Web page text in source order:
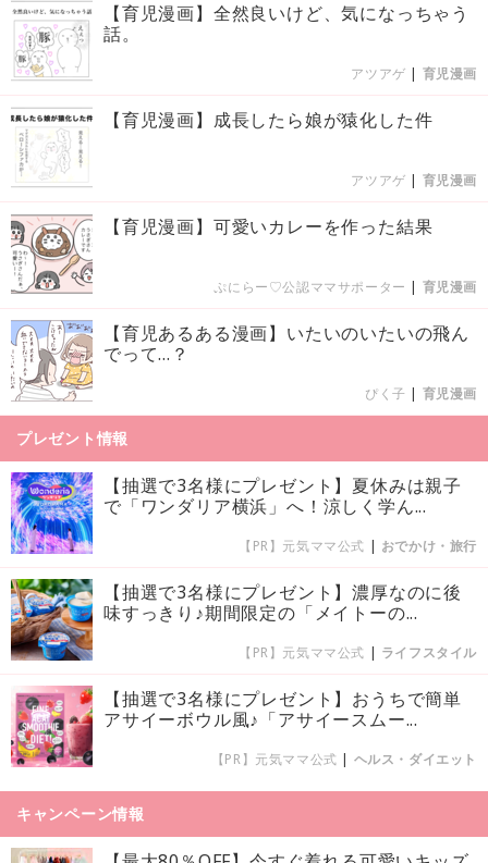
【育児漫画】全然良いけど、気になっちゃう
話。
アツアゲ | 育児漫画
【育児漫画】成長したら娘が猿化した件
アツアゲ | 育児漫画
【育児漫画】可愛いカレーを作った結果
ぷにらー♡公認ママサポーター | 育児漫画
【育児あるある漫画】いたいのいたいの飛ん
でって…？
ぴく子 | 育児漫画
プレゼント情報
【抽選で3名様にプレゼント】夏休みは親子
で「ワンダリア横浜」へ！涼しく学ん...
【PR】元気ママ公式 | おでかけ・旅行
【抽選で3名様にプレゼント】濃厚なのに後
味すっきり♪期間限定の「メイトーの...
【PR】元気ママ公式 | ライフスタイル
【抽選で3名様にプレゼント】おうちで簡単
アサイーボウル風♪「アサイースムー...
【PR】元気ママ公式 | ヘルス・ダイエット
キャンペーン情報